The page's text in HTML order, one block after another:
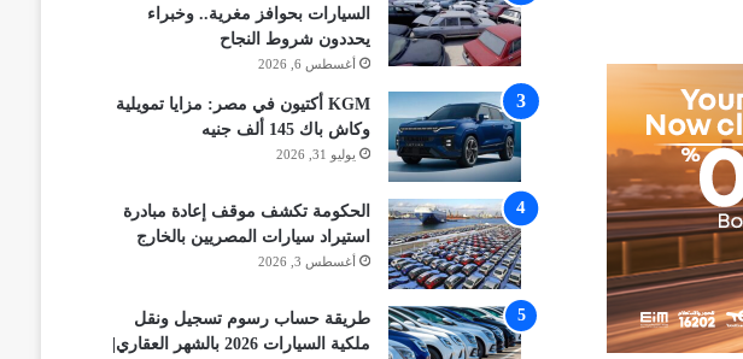
السيارات بحوافز مغرية.. وخبراء
يحددون شروط النجاح
أغسطس 6, 2026
KGM أكتيون في مصر: مزايا تمويلية
وكاش باك 145 ألف جنيه
يوليو 31, 2026
الحكومة تكشف موقف إعادة مبادرة
استيراد سيارات المصريين بالخارج
أغسطس 3, 2026
طريقة حساب رسوم تسجيل ونقل
ملكية السيارات 2026 بالشهر العقاري|